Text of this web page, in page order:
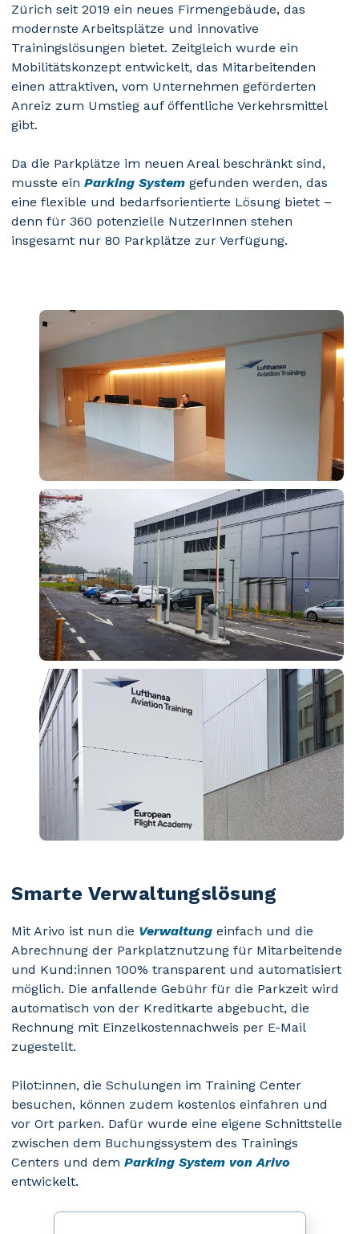
Zürich seit 2019 ein neues Firmengebäude, das
modernste Arbeitsplätze und innovative
Trainingslösungen bietet. Zeitgleich wurde ein
Mobilitätskonzept entwickelt, das Mitarbeitenden
einen attraktiven, vom Unternehmen geförderten
Anreiz zum Umstieg auf öffentliche Verkehrsmittel
gibt.
Da die Parkplätze im neuen Areal beschränkt sind,
musste ein Parking System gefunden werden, das
eine flexible und bedarfsorientierte Lösung bietet –
denn für 360 potenzielle NutzerInnen stehen
insgesamt nur 80 Parkplätze zur Verfügung.
Smarte Verwaltungslösung
Mit Arivo ist nun die Verwaltung einfach und die
Abrechnung der Parkplatznutzung für Mitarbeitende
und Kund:innen 100% transparent und automatisiert
möglich. Die anfallende Gebühr für die Parkzeit wird
automatisch von der Kreditkarte abgebucht, die
Rechnung mit Einzelkostennachweis per E-Mail
zugestellt.
Pilot:innen, die Schulungen im Training Center
besuchen, können zudem kostenlos einfahren und
vor Ort parken. Dafür wurde eine eigene Schnittstelle
zwischen dem Buchungssystem des Trainings
Centers und dem Parking System von Arivo
entwickelt.